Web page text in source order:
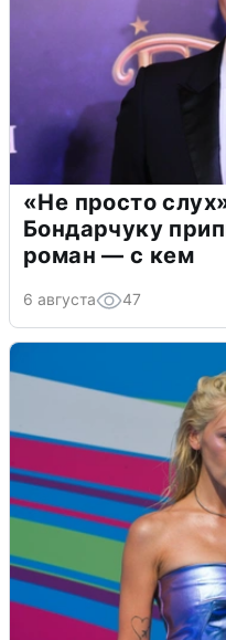
«Не просто
Бондарчуку
роман — с кем
6 августа 47